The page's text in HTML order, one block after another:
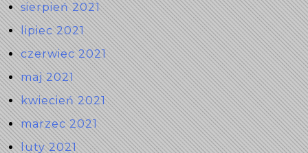
sierpień 2021
lipiec 2021
czerwiec 2021
maj 2021
kwiecień 2021
marzec 2021
luty 2021